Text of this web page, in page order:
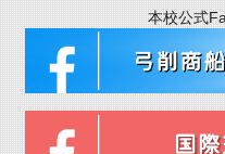
2026.03.30
令和７年度退
2026.03.30
令和７年度弓
New
令和７年度永
2025.12.16
産学連携フォ
2025.12.09
教職員を対象
本校公式